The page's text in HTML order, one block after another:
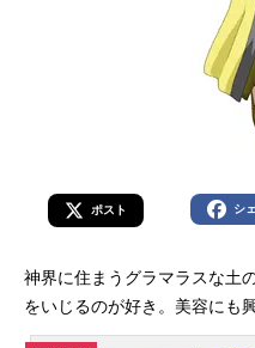
ポスト シ
神界に住まうグラマラスな土
をいじるのが好き。美容にも